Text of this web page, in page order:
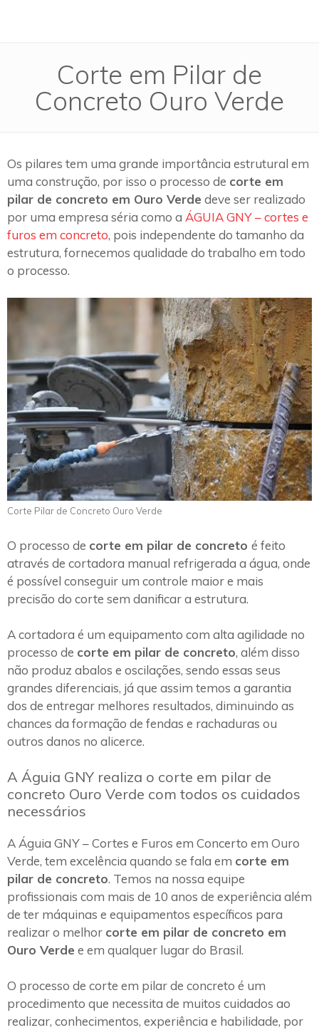
Corte em Pilar de
Concreto Ouro Verde
Os pilares tem uma grande importância estrutural em
uma construção, por isso o processo de corte em
pilar de concreto em Ouro Verde deve ser realizado
por uma empresa séria como a ÁGUIA GNY – cortes e
furos em concreto, pois independente do tamanho da
estrutura, fornecemos qualidade do trabalho em todo
o processo.
Corte Pilar de Concreto Ouro Verde
O processo de corte em pilar de concreto é feito
através de cortadora manual refrigerada a água, onde
é possível conseguir um controle maior e mais
precisão do corte sem danificar a estrutura.
A cortadora é um equipamento com alta agilidade no
processo de corte em pilar de concreto, além disso
não produz abalos e oscilações, sendo essas seus
grandes diferenciais, já que assim temos a garantia
dos de entregar melhores resultados, diminuindo as
chances da formação de fendas e rachaduras ou
outros danos no alicerce.
A Águia GNY realiza o corte em pilar de
concreto Ouro Verde com todos os cuidados
necessários
A Águia GNY – Cortes e Furos em Concerto em Ouro
Verde, tem excelência quando se fala em corte em
pilar de concreto. Temos na nossa equipe
profissionais com mais de 10 anos de experiência além
de ter máquinas e equipamentos específicos para
realizar o melhor corte em pilar de concreto em
Ouro Verde e em qualquer lugar do Brasil.
O processo de corte em pilar de concreto é um
procedimento que necessita de muitos cuidados ao
realizar, conhecimentos, experiência e habilidade, por